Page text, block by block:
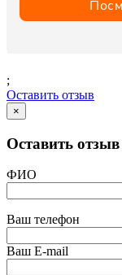
;
Оставить отзыв
×
Оставить отзыв
ФИО
Ваш телефон
Ваш E-mail